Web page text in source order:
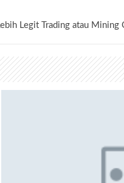
Legit Trading atau Mining